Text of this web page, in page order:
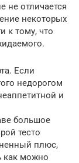
не отличается
некоторых
к тому, что
Если
недорогом
и
большое
тесто
плюс,
как можно